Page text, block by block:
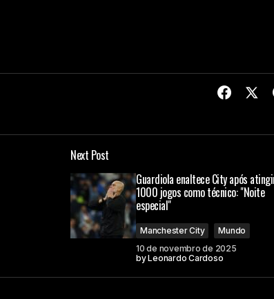
Next Post
Guardiola enaltece City após
1000 jogos como técnico: "Noite
especial"
Manchester City
Mundo
10 de novembro de 2025
byLeonardo Cardoso